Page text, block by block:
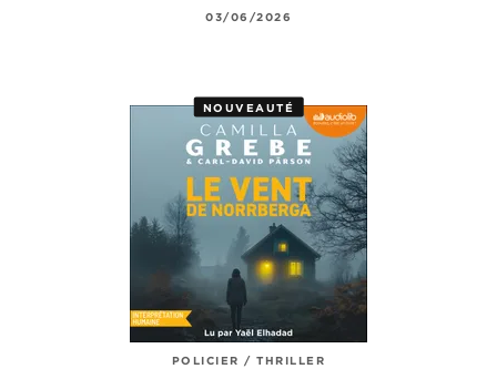
03/06/2026
NOUVEAUTÉ
POLICIER / THRILLER